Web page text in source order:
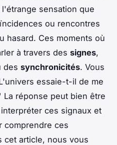
sensation que
ou rencontres
hasard. Ces moments où
à travers des signes,
des synchronicités. Vous
essaie-t-il de me
réponse peut bien être
ces signaux et
comprendre ces
cet article, nous vous